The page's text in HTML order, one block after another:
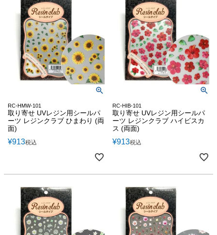
RC-HMW-101
取り寄せ UVレジン用シールパ
ーツ レジンクラブ ひまわり (両
面)
¥913税込
RC-HIB-101
取り寄せ UVレジン用シールパ
ーツ レジンクラブ ハイビスカ
ス (両面)
¥913税込